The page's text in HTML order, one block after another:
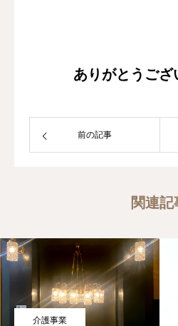
ありがとうござ
前の記事
関連記
介護事業